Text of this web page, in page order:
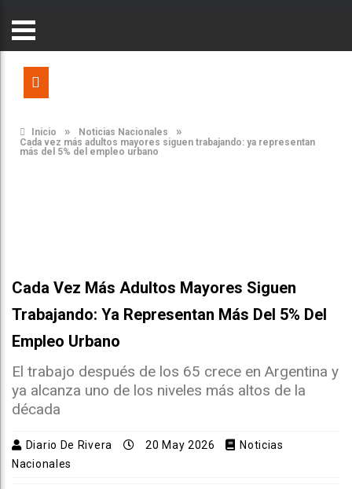
Inicio » Noticias Nacionales »
Cada vez más adultos mayores siguen trabajando: ya representan
más del 5% del empleo urbano
Cada Vez Más Adultos Mayores Siguen
Trabajando: Ya Representan Más Del 5% Del
Empleo Urbano
El trabajo después de los 65 crece en Argentina y
ya alcanza uno de los niveles más altos de la
década
Diario De Rivera 20 May 2026
Noticias
Nacionales